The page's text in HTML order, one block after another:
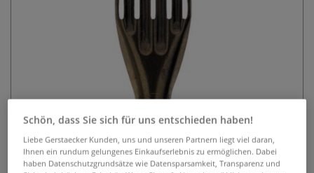
Schön, dass Sie sich für uns entschieden haben!
Liebe Gerstaecker Kunden, uns und unseren Partnern liegt viel daran,
Ihnen ein rundum gelungenes Einkaufserlebnis zu ermöglichen. Dabei
haben Datenschutzgrundsätze wie Datensparsamkeit, Transparenz und